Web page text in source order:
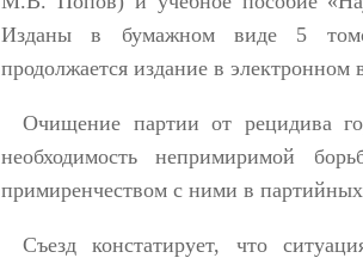
Изданы в бумажном виде 5
продолжается издание в
Очищение партии от рецидива
необходимость непримиримой
примиренчеством с ними в партийных
Съезд констатирует, что